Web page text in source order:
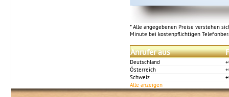
* Alle angegebenen Preise verstehen
Minute bei kostenpflichtigen
Anrufer aus
Deutschland
Österreich
Schweiz
Alle anzeigen